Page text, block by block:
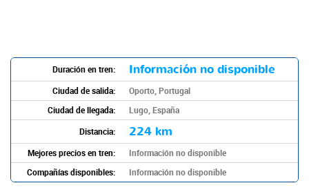
Duración en tren: Información no disponible
Ciudad de salida:
Oporto, Portugal
Ciudad de llegada:
Lugo, España
Distancia:
224 km
Mejores precios en tren:
Información no disponible
Compañías disponibles:
Información no disponible